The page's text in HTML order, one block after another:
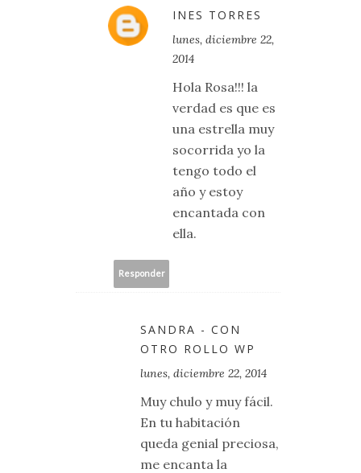
INES TORRES
lunes, diciembre 22,
2014
Hola Rosa!!! la
verdad es que es
una estrella muy
socorrida yo la
tengo todo el
año y estoy
encantada con
ella.
Responder
SANDRA - CON
OTRO ROLLO WP
lunes, diciembre 22, 2014
Muy chulo y muy fácil.
En tu habitación
queda genial preciosa,
me encanta la